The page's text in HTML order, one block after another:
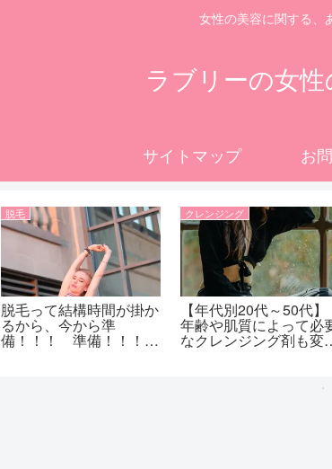
女性の美容に関する、
ラブリーの女
サイトマップ お
脱毛
脱毛って結構時間が掛か
るから、今から準
備！！！ 準備！！！で
クレンジング
【年代別20代～50代】
年齢や肌質によって必
なクレンジング剤も変